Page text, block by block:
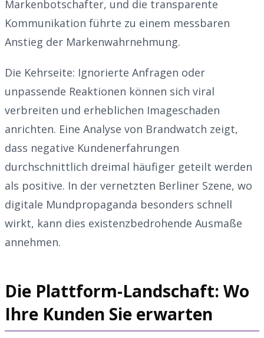
Markenbotschafter, und die transparente
Kommunikation führte zu einem messbaren
Anstieg der Markenwahrnehmung.
Die Kehrseite: Ignorierte Anfragen oder
unpassende Reaktionen können sich viral
verbreiten und erheblichen Imageschaden
anrichten. Eine Analyse von Brandwatch zeigt,
dass negative Kundenerfahrungen
durchschnittlich dreimal häufiger geteilt werden
als positive. In der vernetzten Berliner Szene, wo
digitale Mundpropaganda besonders schnell
wirkt, kann dies existenzbedrohende Ausmaße
annehmen.
Die Plattform-Landschaft: Wo
Ihre Kunden Sie erwarten